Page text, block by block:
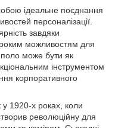
ідеальне поєднання
персоналізації.
завдяки
можливостям для
може бути як
інструментом
корпоративного
у 1920-х роках, коли
революційну для